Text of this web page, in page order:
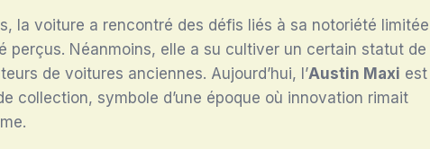
la voiture a rencontré des défis liés à sa notoriété limitée
perçus. Néanmoins, elle a su cultiver un certain statut de
de voitures anciennes. Aujourd’hui, l’Austin Maxi est
collection, symbole d’une époque où innovation rimait